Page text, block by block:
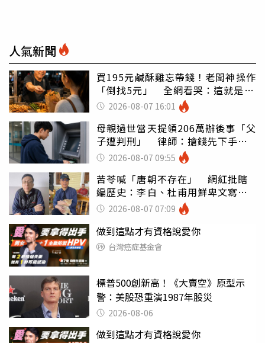
人氣新聞
買195元鹹酥雞忘帶錢！老闆神操作
「倒找5元」 全網看哭：這就是台
灣 2026-08-07 16:01
母親過世當天提領206萬辦後事「父
子遭判刑」 律師：搶錢先下手是
罪 2026-08-07 09:55
苦苓喊「唐朝不存在」 網紅批瞎
編歷史：李白、杜甫用鮮卑文寫
詩？2026-08-07 07:09
做到這點才有資格說愛你
台灣癌症基金會
標普500創新高！《大賣空》原型示
警：美股恐重演1987年股災
2026-08-06
做到這點才有資格說愛你